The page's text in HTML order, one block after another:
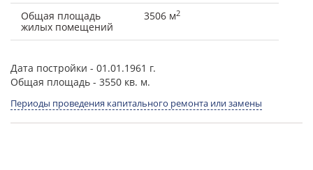
Общая площадь
жилых помещений
3506 м2
Дата постройки - 01.01.1961 г.
Общая площадь - 3550 кв. м.
Периоды проведения капитального ремонта или замены